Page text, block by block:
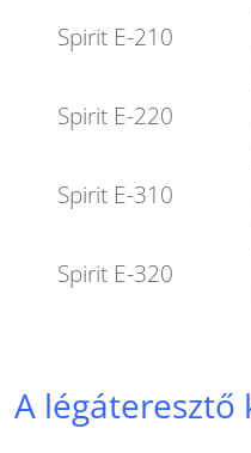
Spirit E-210
Spirit E-220
Spirit E-310
Spirit E-320
A légáteresztő